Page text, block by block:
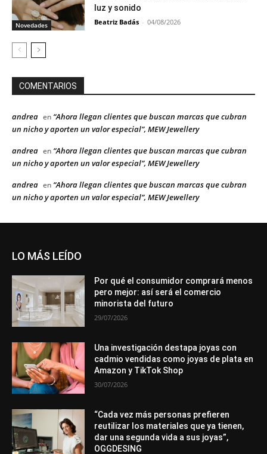
Novedades
luz y sonido
Beatriz Badás - 04/08/2026
COMENTARIOS
andrea en “Ahora llegan clientes que buscan marcas que cubran
un nicho y aporten un valor especial”, MEW Jewellery
andrea en “Ahora llegan clientes que buscan marcas que cubran
un nicho y aporten un valor especial”, MEW Jewellery
andrea en “Ahora llegan clientes que buscan marcas que cubran
un nicho y aporten un valor especial”, MEW Jewellery
LO MÁS LEÍDO
Por qué el consumidor comprará menos
pero mejor: así será el comercio
minorista del futuro
29/07/2026
Una investigación destapa joyas con
cadmio vendidas como joyas de plata en
Amazon y TikTok Shop
30/07/2026
“Cada vez más personas prefieren
reutilizar los materiales que ya tienen,
dar una segunda vida a sus joyas”,
OGGDESING